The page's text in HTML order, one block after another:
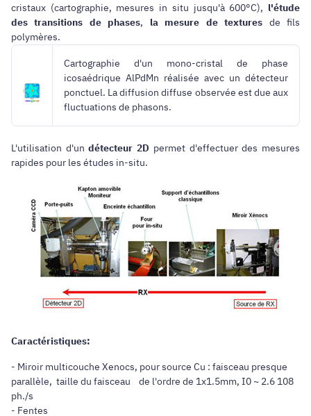
cristaux (cartographie, mesures in situ jusqu'à 600°C), l'étude
des transitions de phases, la mesure de textures de fils
polymères.
Cartographie d'un mono-cristal de phase
icosaédrique AlPdMn réalisée avec un détecteur
ponctuel. La diffusion diffuse observée est due aux
fluctuations de phasons.
L'utilisation d'undétecteur 2D permet d'effectuer des mesures
rapides pour les études in-situ.
Caractéristiques:
- Miroir multicouche Xenocs, pour source Cu : faisceau presque
parallèle, taille du faisceau de l'ordre de 1x1.5mm, I0 ~ 2.6 108
ph./s
- Fentes